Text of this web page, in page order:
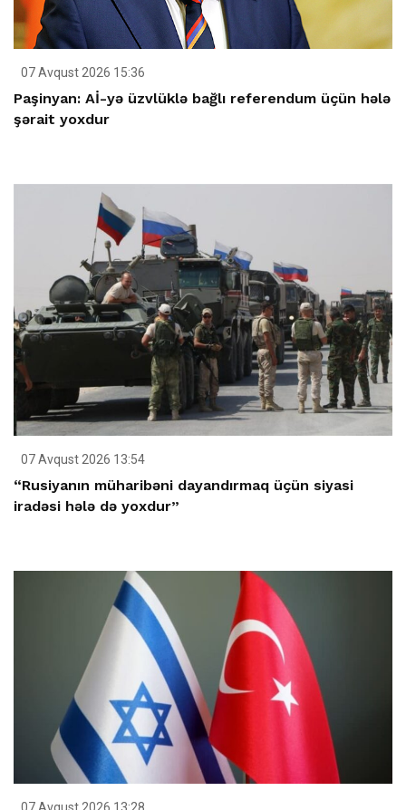
07 Avqust 2026 15:36
Paşinyan: Aİ-yə üzvlüklə bağlı referendum üçün hələ
şərait yoxdur
07 Avqust 2026 13:54
“Rusiyanın müharibəni dayandırmaq üçün siyasi
iradəsi hələ də yoxdur”